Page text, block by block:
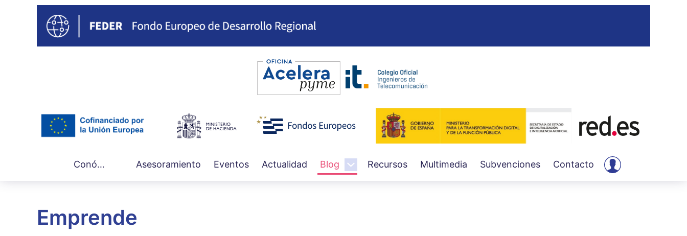
Pasar
principal
MainConócenos Asesoramiento Eventos Actualidad Blog Recursos Multimedia Subvenciones Contacto
User
account
Emprende